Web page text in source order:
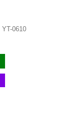
YT-0610